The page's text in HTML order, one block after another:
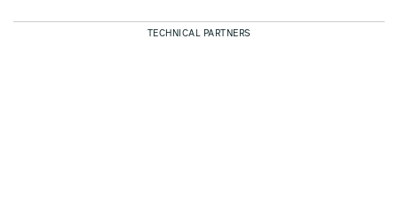
TECHNICAL PARTNERS